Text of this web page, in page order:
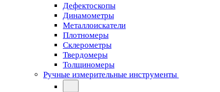
Дефектоскопы
Динамометры
Металлоискатели
Плотномеры
Склерометры
Твердомеры
Толщиномеры
Ручные измерительные инструменты